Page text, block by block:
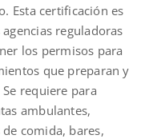
Esta certificación es
reguladoras
los permisos para
que preparan y
requiere para
ambulantes,
comida, bares,